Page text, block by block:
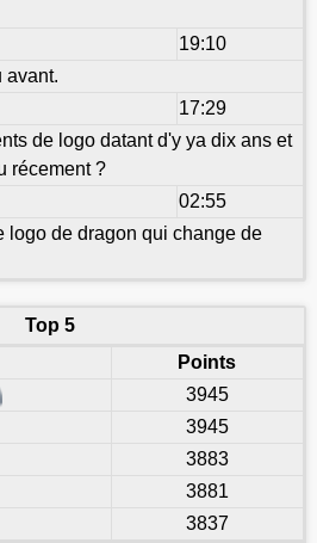
19:10
avant.
17:29
de logo datant d'y ya dix ans et
récement ?
02:55
logo de dragon qui change de
Top 5
Points
3945
3945
3883
3881
3837